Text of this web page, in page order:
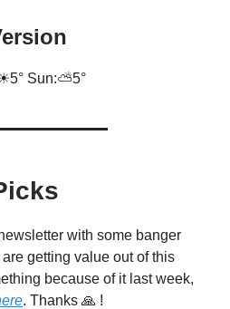
Sun:⛅5°
with some banger
getting value out of this
because of it last week,
. Thanks 🙏 !